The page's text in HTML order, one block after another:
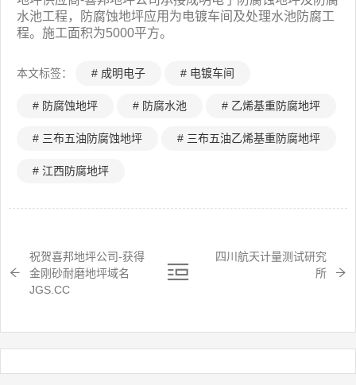
水池工程，防腐蚀地坪应用为电镀车间及处理水池防腐工
程。施工面积为5000平方。
本文标签： # 成明电子 # 电镀车间
# 防腐蚀地坪 # 防腐水池 # 乙烯基重防腐地坪
# 三布五油防腐蚀地坪 # 三布五油乙烯基重防腐地坪
# 江西防腐地坪
祝贺喜邦地坪公司-获得
金刚砂耐磨地坪域名
JGS.CC
四川航天计量测试研究
所